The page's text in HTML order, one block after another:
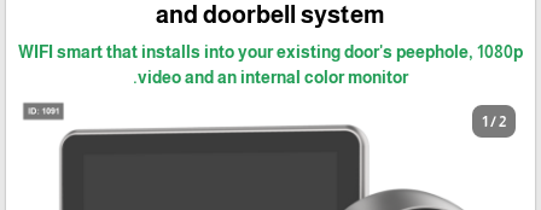
and doorbell system
WIFI smart that installs into your existing door's peephole, 1080p
video and an internal color monitor.
1 / 2